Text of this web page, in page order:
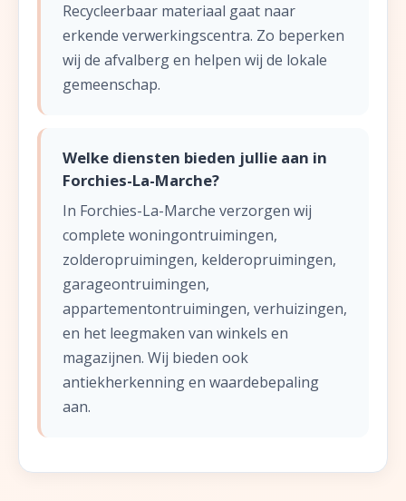
Recycleerbaar materiaal gaat naar
erkende verwerkingscentra. Zo beperken
wij de afvalberg en helpen wij de lokale
gemeenschap.
Welke diensten bieden jullie aan in
Forchies-La-Marche?
In Forchies-La-Marche verzorgen wij
complete woningontruimingen,
zolderopruimingen, kelderopruimingen,
garageontruimingen,
appartementontruimingen, verhuizingen,
en het leegmaken van winkels en
magazijnen. Wij bieden ook
antiekherkenning en waardebepaling
aan.